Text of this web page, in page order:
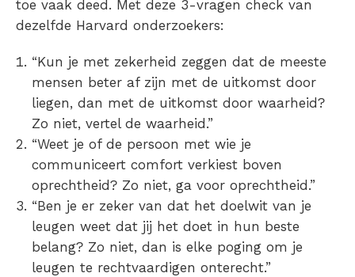
toe vaak deed. Met deze 3-vragen check van
dezelfde Harvard onderzoekers:
“Kun je met zekerheid zeggen dat de meeste
mensen beter af zijn met de uitkomst door
liegen, dan met de uitkomst door waarheid?
Zo niet, vertel de waarheid.”
“Weet je of de persoon met wie je
communiceert comfort verkiest boven
oprechtheid? Zo niet, ga voor oprechtheid.”
“Ben je er zeker van dat het doelwit van je
leugen weet dat jij het doet in hun beste
belang? Zo niet, dan is elke poging om je
leugen te rechtvaardigen onterecht.”